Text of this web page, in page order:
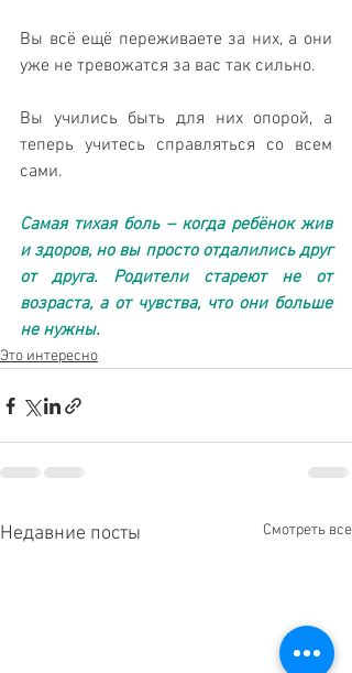
Вы всё ещё переживаете за них, а они
уже не тревожатся за вас так сильно.
Вы учились быть для них опорой, а
теперь учитесь справляться со всем
сами.
Самая тихая боль – когда ребёнок жив
и здоров, но вы просто отдалились друг
от друга. Родители стареют не от
возраста, а от чувства, что они больше
не нужны.
Это интересно
Недавние посты Смотреть все